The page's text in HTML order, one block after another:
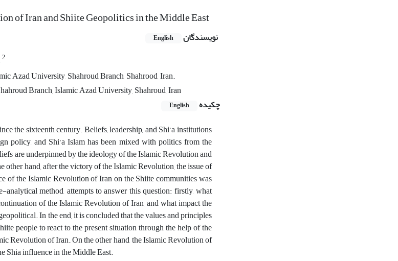
of Iran and Shiite Geopolitics in the Middle East
نویسندگان English
2
Azad University, Shahroud Branch, Shahrood, Iran.
Branch, Islamic Azad University, Shahroud, Iran
چکیده
English
the sixteenth century. Beliefs, leadership, and Shi'a institutions
policy, and Shi'a Islam has been mixed with politics from the
are underpinned by the ideology of the Islamic Revolution and
other hand, after the victory of the Islamic Revolution, the issue of
of the Islamic Revolution of Iran on the Shiite communities was
method, attempts to answer this question: firstly, what
of the Islamic Revolution of Iran, and what impact the
In the end, it is concluded that the values and principles
people to react to the present situation through the help of the
Revolution of Iran. On the other hand, the Islamic Revolution of
Shia influence in the Middle East.